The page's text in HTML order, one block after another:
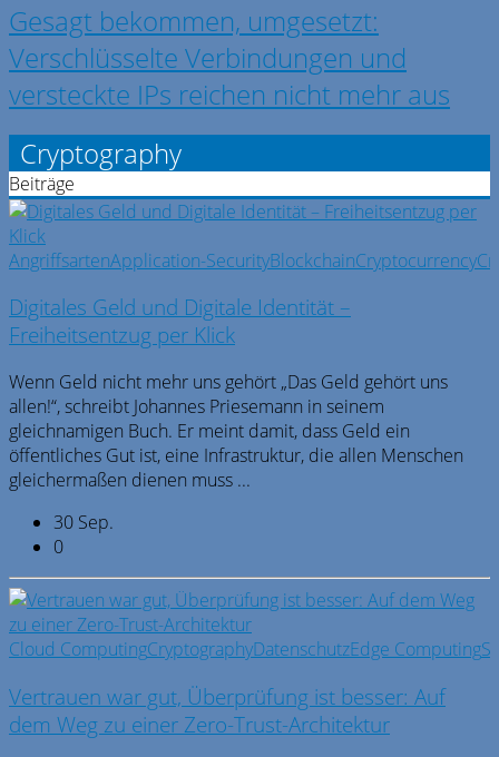
Gesagt bekommen, umgesetzt:
Verschlüsselte Verbindungen und
versteckte IPs reichen nicht mehr aus
Cryptography
Beiträge
AngriffsartenApplication-SecurityBlockchainCryptocurrency
Digitales Geld und Digitale Identität –
Freiheitsentzug per Klick
Wenn Geld nicht mehr uns gehört „Das Geld gehört uns
allen!“, schreibt Johannes Priesemann in seinem
gleichnamigen Buch. Er meint damit, dass Geld ein
öffentliches Gut ist, eine Infrastruktur, die allen Menschen
gleichermaßen dienen muss ...
30 Sep.
0
Cloud ComputingCryptographyDatenschutzEdge Computing
Vertrauen war gut, Überprüfung ist besser: Auf
dem Weg zu einer Zero-Trust-Architektur